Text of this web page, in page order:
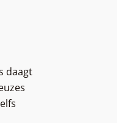
daagt